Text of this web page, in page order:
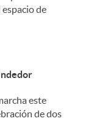
de
este
de dos